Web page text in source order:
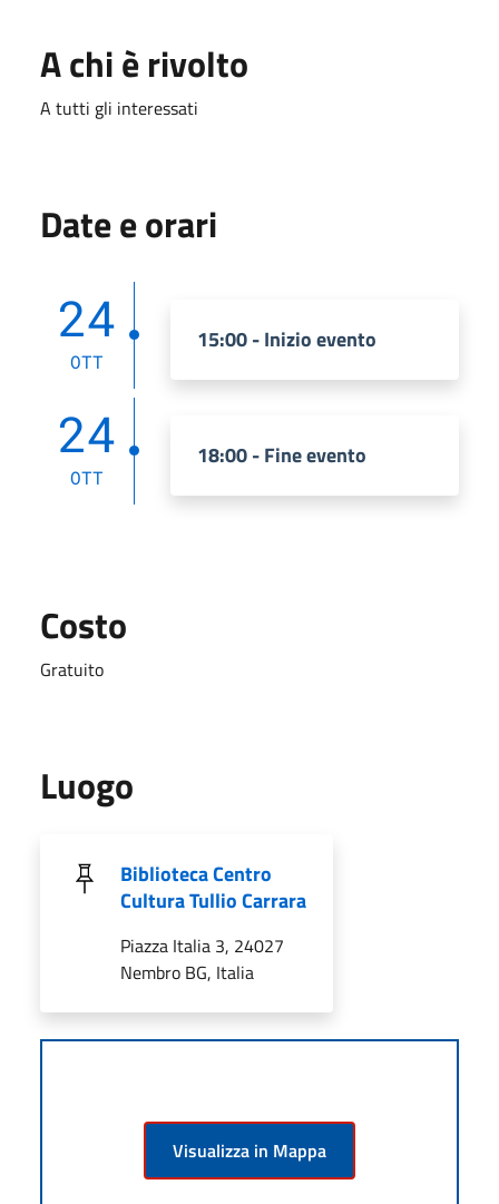
A chi è rivolto
A tutti gli interessati
Date e orari
24
OTT
15:00 - Inizio evento
24
OTT
18:00 - Fine evento
Costo
Gratuito
Luogo
Biblioteca Centro
Cultura Tullio Carrara
Piazza Italia 3, 24027
Nembro BG, Italia
Visualizza in Mappa